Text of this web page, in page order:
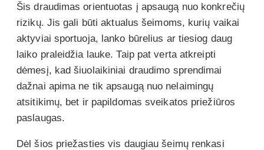
Šis draudimas orientuotas į apsaugą nuo konkrečių
rizikų. Jis gali būti aktualus šeimoms, kurių vaikai
aktyviai sportuoja, lanko būrelius ar tiesiog daug
laiko praleidžia lauke. Taip pat verta atkreipti
dėmesį, kad šiuolaikiniai draudimo sprendimai
dažnai apima ne tik apsaugą nuo nelaimingų
atsitikimų, bet ir papildomas sveikatos priežiūros
paslaugas.
Dėl šios priežasties vis daugiau šeimų renkasi